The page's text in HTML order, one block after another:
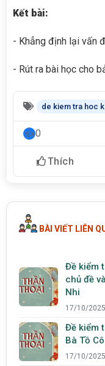
Kết bài:
- Khẳng định lại vấn
- Rút ra bài học cho
de kiem tra hoc
0
Thích
BÀI VIẾT LIÊN
Đề kiểm
chủ đề
Nhi
17/10/2025
Đề kiểm
Bà Tồ Cô
17/10/2025